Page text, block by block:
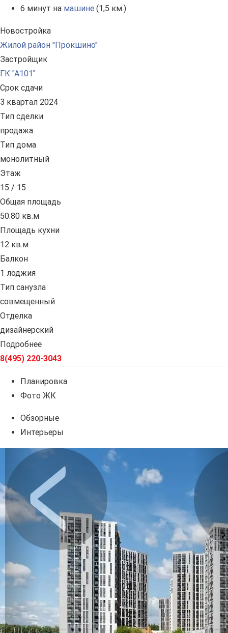
6 минут на машине (1,5 км.)
Новостройка
Жилой район "Прокшино"
Застройщик
ГК "А101"
Срок сдачи
3 квартал 2024
Тип сделки
продажа
Тип дома
монолитный
Этаж
15 / 15
Общая площадь
50.80 кв.м
Площадь кухни
12 кв.м
Балкон
1 лоджия
Тип санузла
совмещенный
Отделка
дизайнерский
Подробнее
8(495) 220-3043
Планировка
Фото ЖК
Обзорные
Интерьеры
Предыдущее